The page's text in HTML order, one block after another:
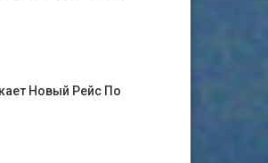
Новый Рейс По